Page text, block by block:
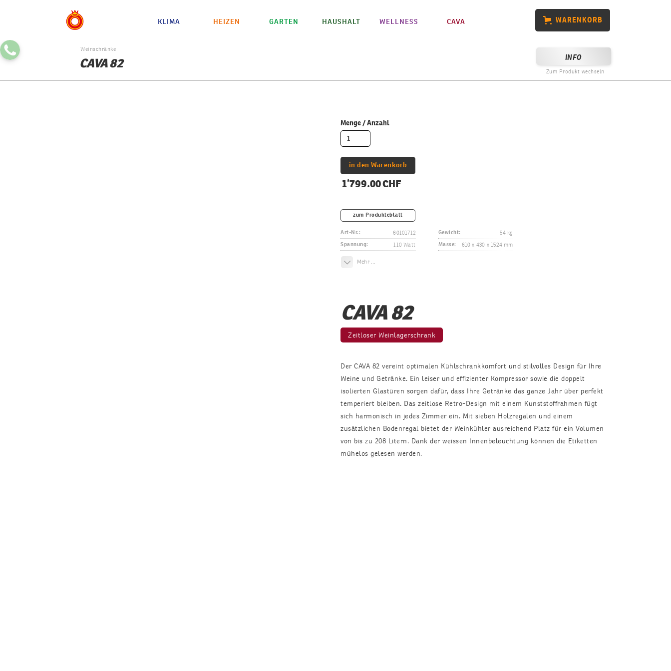
KLIMA HEIZEN GARTEN HAUSHALT WELLNESS CAVA WARENKORB
Weinschränke
CAVA 82 INFO
Zum Produkt wechseln
Menge / Anzahl
1’799.00 CHF
zum Produkteblatt
Art-Nr.: 60101712
Spannung: 110 Watt Masse: 610 x 430 x 1524 mm
Gewicht: 54 kg
Mehr …
CAVA 82
Zeitloser Weinlagerschrank
Der CAVA 82 vereint optimalen Kühlschrankkomfort und stilvolles Design für Ihre
Weine und Getränke. Ein leiser und effizienter Kompressor sowie die doppelt
isolierten Glastüren sorgen dafür, dass Ihre Getränke das ganze Jahr über perfekt
temperiert bleiben. Das zeitlose Retro-Design mit einem Kunststoffrahmen fügt
sich harmonisch in jedes Zimmer ein. Mit sieben Holzregalen und einem
zusätzlichen Bodenregal bietet der Weinkühler ausreichend Platz für ein Volumen
von bis zu 208 Litern. Dank der weissen Innenbeleuchtung können die Etiketten
mühelos gelesen werden.